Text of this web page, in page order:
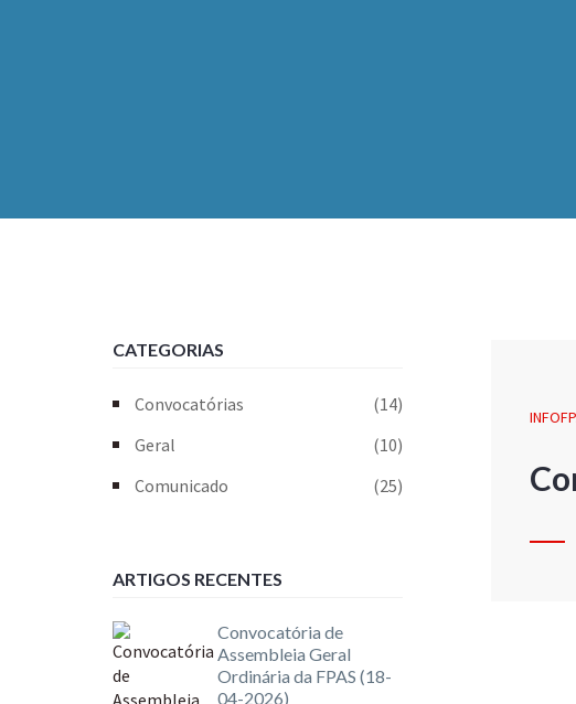
CATEGORIAS
Convocatórias
(14)
Geral
(10)
Comunicado
(25)
ARTIGOS RECENTES
Convocatória de
Assembleia Geral
Ordinária da FPAS (18-
04-2026)